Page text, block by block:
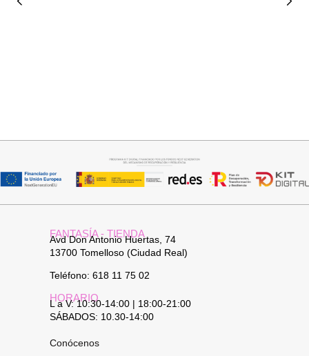
FANTASÍA - TIENDA
Avd Don Antonio Huertas, 74
13700 Tomelloso (Ciudad Real)
Teléfono: 618 11 75 02
HORARIO
L a V: 10:30-14:00 | 18:00-21:00
SÁBADOS: 10.30-14:00
Conócenos